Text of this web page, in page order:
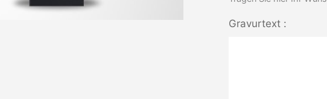
Gravurtext :